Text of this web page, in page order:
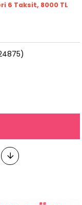
6 Taksit, 8000 TL